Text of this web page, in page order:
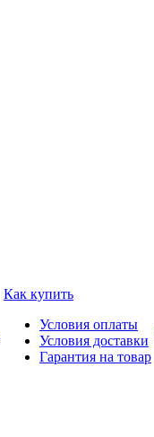
Как купить
Условия оплаты
Условия доставки
Гарантия на товар